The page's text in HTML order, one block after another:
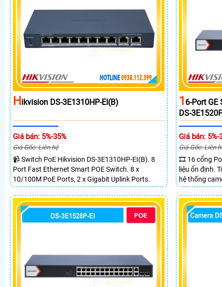
H Ikvision DS-3E1310HP-EI(B)
Giá bán: 5%-35%
Giá Gốc: Liên hệ
📹 Switch PoE Hikvision DS-3E1310HP-EI(B). 8
Port Fast Ethernet Smart POE Switch. 8 x
10/100M PoE Ports, 2 x Gigabit Uplink Ports.
1 6-Port GE
DS-
Giá bán: 5%-
Giá Gốc: Liên
🎞 16 cổng
liệu ổn định.
hệ thống
2 cổng
truyền PoE